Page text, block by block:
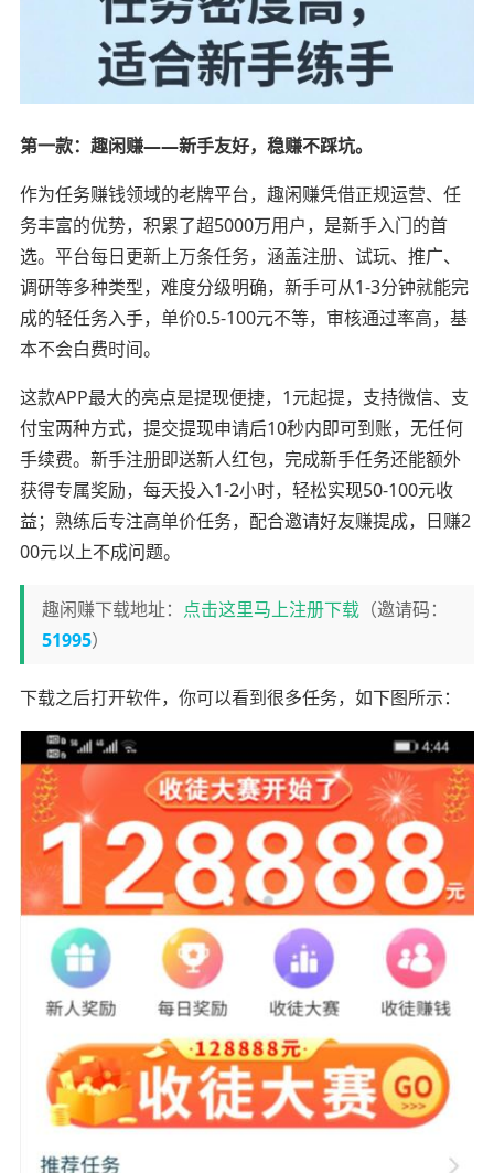
第一款：趣闲赚——新手友好，稳赚不踩坑。
作为任务赚钱领域的老牌平台，趣闲赚凭借正规运营、任
务丰富的优势，积累了超5000万用户，是新手入门的首
选。平台每日更新上万条任务，涵盖注册、试玩、推广、
调研等多种类型，难度分级明确，新手可从1-3分钟就能完
成的轻任务入手，单价0.5-100元不等，审核通过率高，基
本不会白费时间。
这款APP最大的亮点是提现便捷，1元起提，支持微信、支
付宝两种方式，提交提现申请后10秒内即可到账，无任何
手续费。新手注册即送新人红包，完成新手任务还能额外
获得专属奖励，每天投入1-2小时，轻松实现50-100元收
益；熟练后专注高单价任务，配合邀请好友赚提成，日赚2
00元以上不成问题。
趣闲赚下载地址： 点击这里马上注册下载（邀请码：
51995）
下载之后打开软件，你可以看到很多任务，如下图所示：